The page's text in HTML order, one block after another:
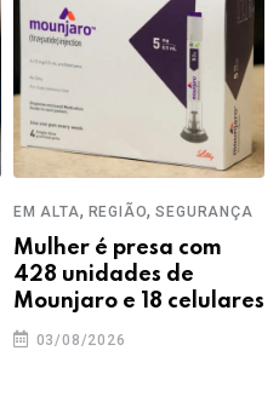
EM ALTA, REGIÃO,SEGURANÇA
Mulher é presa com
428 unidades de
Mounjaro e 18 celulares
03/08/2026